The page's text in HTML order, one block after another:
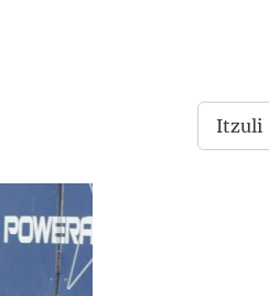
Itzuli